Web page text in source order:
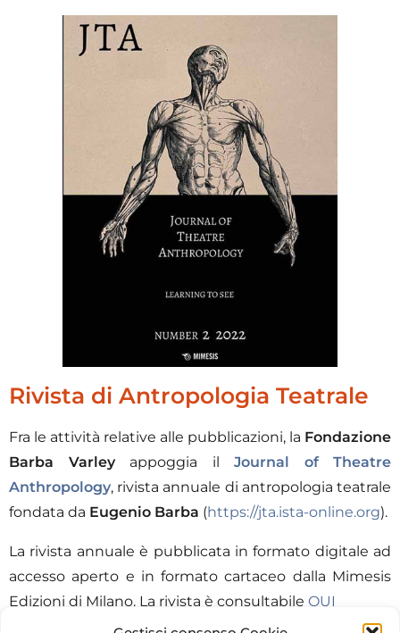
Rivista di Antropologia Teatrale
Fra le attività relative alle pubblicazioni, la Fondazione
Barba Varleyappoggia il Journal of Theatre
Anthropology, rivista annuale di antropologia teatrale
fondata da Eugenio Barba (https://jta.ista-online.org).
La rivista annuale è pubblicata in formato digitale ad
accesso aperto e in formato cartaceo dalla Mimesis
Edizioni di Milano. La rivista è consultabile QUI